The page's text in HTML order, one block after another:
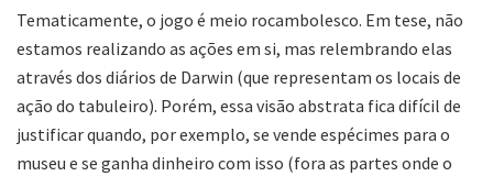
Tematicamente, o jogo é meio rocambolesco. Em tese, não
estamos realizando as ações em si, mas relembrando elas
através dos diários de Darwin (que representam os locais de
ação do tabuleiro). Porém, essa visão abstrata fica difícil de
justificar quando, por exemplo, se vende espécimes para o
museu e se ganha dinheiro com isso (fora as partes onde o